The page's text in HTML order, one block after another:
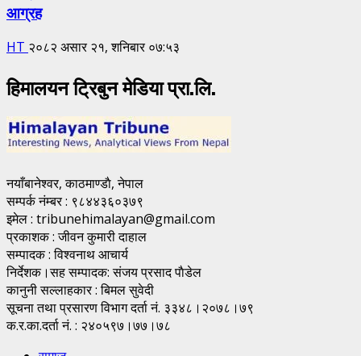
आग्रह
HT २०८२ असार २१, शनिबार ०७:५३
हिमालयन ट्रिबुन मेडिया प्रा.लि.
नयाँबानेश्वर, काठमाण्डाै, नेपाल
सम्पर्क नंम्बर : ९८४४३६०३७९
इमेल : tribunehimalayan@gmail.com
प्रकाशक : जीवन कुमारी दाहाल
सम्पादक : विश्वनाथ आचार्य
निर्देशक।सह सम्पादक: संजय प्रसाद पाैडेल
कानुनी सल्लाहकार : बिमल सुवेदी
सूचना तथा प्रसारण विभाग दर्ता नं. ३३४८।२०७८।७९
क.र.का.दर्ता नं. : २४०५९७।७७।७८